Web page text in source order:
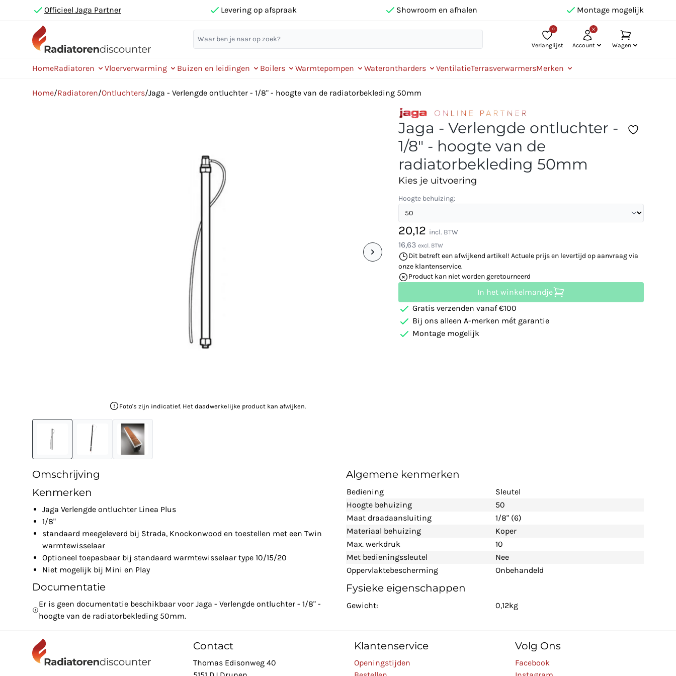
Officieel Jaga Partner Levering op afspraak Showroom en afhalen Montage mogelijk
0
Verlanglijst Account Wagen
HomeRadiatoren Vloerverwarming Buizen en leidingen Boilers Warmtepompen Waterontharders VentilatieTerrasverwarmersMerken
Home/Radiatoren/Ontluchters/Jaga - Verlengde ontluchter - 1/8" - hoogte van de radiatorbekleding 50mm
Foto's zijn indicatief. Het daadwerkelijke product kan afwijken.
Jaga - Verlengde ontluchter -
1/8" - hoogte van de
radiatorbekleding 50mm
Kies je uitvoering
Hoogte behuizing:
20,12 incl. BTW
16,63 excl. BTW
Dit betreft een afwijkend artikel! Actuele prijs en levertijd op aanvraag via
onze klantenservice.
Product kan niet worden geretourneerd
In het winkelmandje
Gratis verzenden vanaf €100
Bij ons alleen A-merken mét garantie
Montage mogelijk
Omschrijving
Kenmerken
Jaga Verlengde ontluchter Linea Plus
1/8"
standaard meegeleverd bij Strada, Knockonwood en toestellen met een Twin
warmtewisselaar
Optioneel toepasbaar bij standaard warmtewisselaar type 10/15/20
Niet mogelijk bij Mini en Play
Documentatie
Er is geen documentatie beschikbaar voor Jaga - Verlengde ontluchter - 1/8" -
hoogte van de radiatorbekleding 50mm.
Algemene kenmerken
Bediening
Sleutel
Hoogte behuizing
50
Maat draadaansluiting
1/8" (6)
Materiaal behuizing
Koper
Max. werkdruk
10
Met bedieningssleutel
Nee
Oppervlaktebescherming
Onbehandeld
Fysieke eigenschappen
Gewicht: 0,12kg
Contact
Thomas Edisonweg 40
Klantenservice
Openingstijden
Volg Ons
Facebook